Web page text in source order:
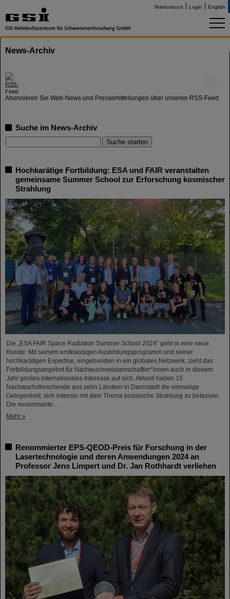
Telefonbuch Login English
News-Archiv
Abonnieren Sie Web-News und Pressemitteilungen über unseren RSS-Feed.
Suche im News-Archiv
Hochkarätige Fortbildung: ESA und FAIR veranstalten
gemeinsame Summer School zur Erforschung kosmischer
Strahlung
Die „ESA FAIR Space Radiation Summer School 2024“ geht in eine neue
Runde: Mit seinem erstklassigen Ausbildungsprogramm und seiner
hochkarätigen Expertise, eingebunden in ein globales Netzwerk, zieht das
Fortbildungsangebot für Nachwuchswissenschaftler*innen auch in diesem
Jahr großes internationales Interesse auf sich. Aktuell haben 15
Nachwuchsforschende aus zehn Ländern in Darmstadt die einmalige
Gelegenheit, sich intensiv mit dem Thema kosmische Strahlung zu befassen.
Die renommierte…
Mehr »
Renommierter EPS-QEOD-Preis für Forschung in der
Lasertechnologie und deren Anwendungen 2024 an
Professor Jens Limpert und Dr. Jan Rothhardt verliehen